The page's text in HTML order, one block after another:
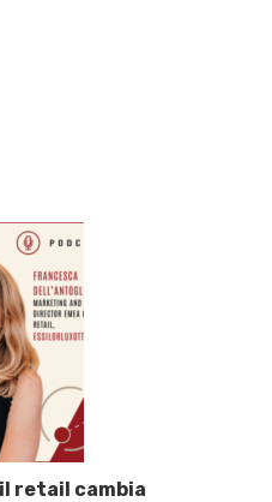
il retail cambia